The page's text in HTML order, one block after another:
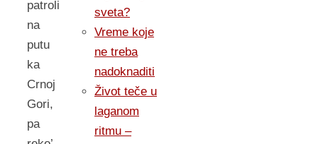
patroli
na
putu
ka
Crnoj
Gori,
pa
sveta?
Vreme koje
ne treba
nadoknaditi
Život teče u
laganom
ritmu –